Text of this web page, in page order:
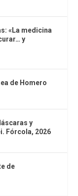
«La medicina
y
de Homero
y
Fórcola, 2026
de